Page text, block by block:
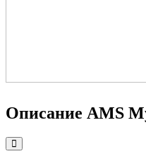
Описание AMS